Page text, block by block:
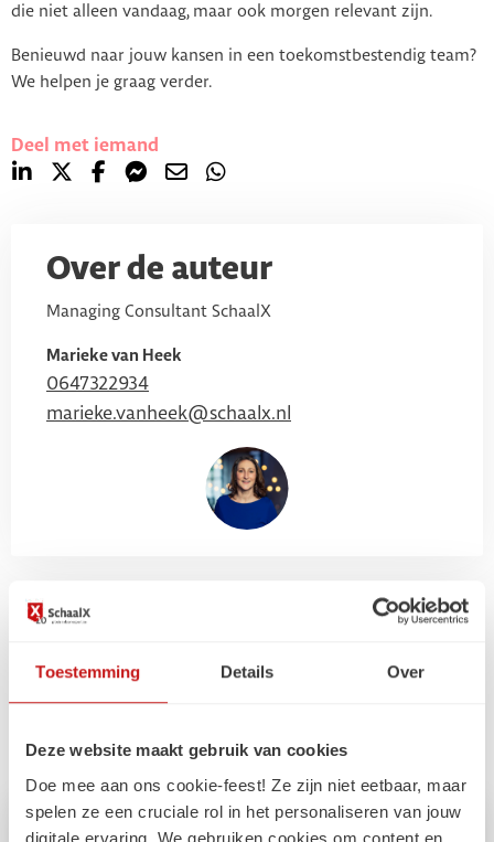
Toestemming Details Over
Deze website maakt gebruik van cookies
Doe mee aan ons cookie-feest! Ze zijn niet eetbaar, maar
spelen ze een cruciale rol in het personaliseren van jouw
digitale ervaring. We gebruiken cookies om content en
die niet alleen vandaag, maar ook morgen relevant zijn.
Benieuwd naar jouw kansen in een toekomstbestendig team?
We helpen je graag verder.
Deel met iemand
Over de auteur
Managing Consultant SchaalX
Marieke van Heek
0647322934
marieke.vanheek@schaalx.nl
artikelen